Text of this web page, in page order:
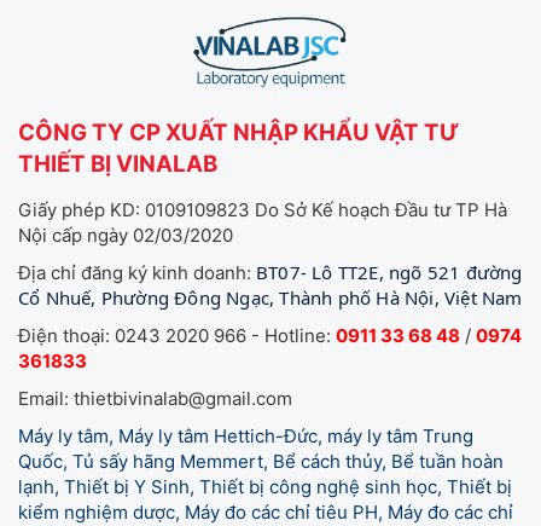
CÔNG TY CP XUẤT NHẬP KHẨU VẬT TƯ
THIẾT BỊ VINALAB
Giấy phép KD: 0109109823 Do Sở Kế hoạch Đầu tư TP Hà
Nội cấp ngày 02/03/2020
Địa chỉ đăng ký kinh doanh: BT07- Lô TT2E, ngõ 521 đường
Cổ Nhuế, Phường Đông Ngạc, Thành phố Hà Nội, Việt Nam
Điện thoại: 0243 2020 966 - Hotline: 0911 33 68 48 / 0974
361833
Email: thietbivinalab@gmail.com
Máy ly tâm, Máy ly tâm Hettich-Đức, máy ly tâm Trung
Quốc, Tủ sấy hãng Memmert, Bể cách thủy, Bể tuần hoàn
lạnh, Thiết bị Y Sinh, Thiết bị công nghệ sinh học, Thiết bị
kiểm nghiệm dược, Máy đo các chỉ tiêu PH, Máy đo các chỉ